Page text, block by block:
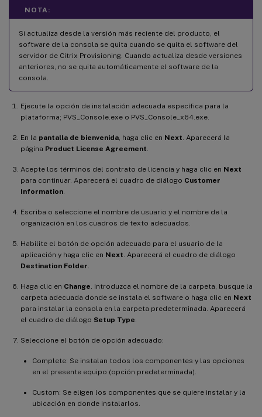
NOTA:
Si actualiza desde la versión más reciente del producto, el
software de la consola se quita cuando se quita el software del
servidor de Citrix Provisioning. Cuando actualiza desde versiones
anteriores, no se quita automáticamente el software de la
consola.
Ejecute la opción de instalación adecuada específica para la
plataforma; PVS_Console.exe o PVS_Console_x64.exe.
En la pantalla de bienvenida , haga clic en Next . Aparecerá la
página Product License Agreement
Acepte los términos del contrato de licencia y haga clic en Next
para continuar. Aparecerá el cuadro de diálogo Customer
Information
Escriba o seleccione el nombre de usuario y el nombre de la
organización en los cuadros de texto adecuados.
Habilite el botón de opción adecuado para el usuario de la
aplicación y haga clic en Next . Aparecerá el cuadro de diálogo
Destination Folder
Haga clic en Change . Introduzca el nombre de la carpeta, busque la
carpeta adecuada donde se instala el software o haga clic en Next
para instalar la consola en la carpeta predeterminada. Aparecerá
el cuadro de diálogo Setup Type
Seleccione el botón de opción adecuado:
Complete: Se instalan todos los componentes y las opciones
en el presente equipo (opción predeterminada).
Custom: Se eligen los componentes que se quiere instalar y la
ubicación en donde instalarlos.